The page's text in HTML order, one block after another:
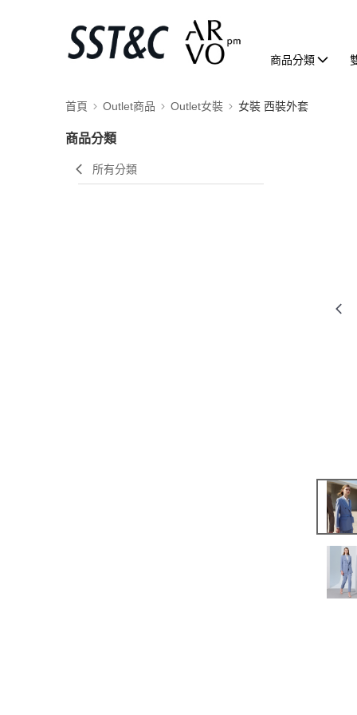
商品分類
首頁 Outlet商品 Outlet女裝 女裝 西裝外套
商品分類
所有分類